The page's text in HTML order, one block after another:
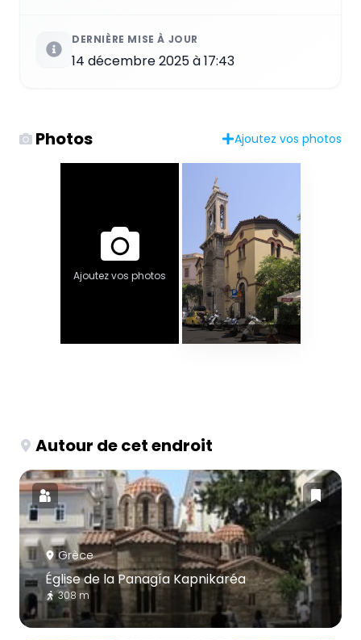
DERNIÈRE MISE À JOUR
14 décembre 2025 à 17:43
Photos Ajoutez vos photos
Ajoutez vos photos
Autour de cet endroit
Grèce
Église de la Panagía Kapnikaréa
308 m